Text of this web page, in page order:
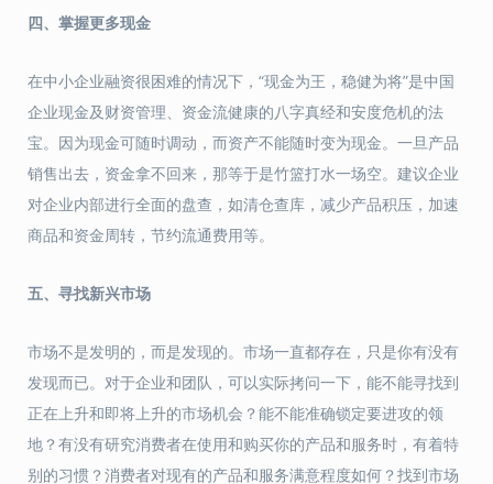
四、掌握更多现金
在中小企业融资很困难的情况下，“现金为王，稳健为将”是中国
企业现金及财资管理、资金流健康的八字真经和安度危机的法
宝。因为现金可随时调动，而资产不能随时变为现金。一旦产品
销售出去，资金拿不回来，那等于是竹篮打水一场空。建议企业
对企业内部进行全面的盘查，如清仓查库，减少产品积压，加速
商品和资金周转，节约流通费用等。
五、寻找新兴市场
市场不是发明的，而是发现的。市场一直都存在，只是你有没有
发现而已。对于企业和团队，可以实际拷问一下，能不能寻找到
正在上升和即将上升的市场机会？能不能准确锁定要进攻的领
地？有没有研究消费者在使用和购买你的产品和服务时，有着特
别的习惯？消费者对现有的产品和服务满意程度如何？找到市场